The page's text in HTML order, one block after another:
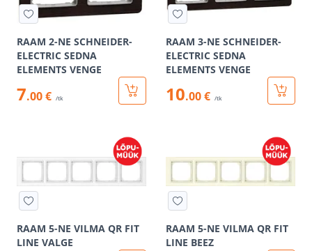
RAAM 2-NE SCHNEIDER-
ELECTRIC SEDNA
ELEMENTS VENGE
7.00 € /tk
RAAM 3-NE SCHNEIDER-
ELECTRIC SEDNA
ELEMENTS VENGE
10.00 € /tk
RAAM 5-NE VILMA QR FIT
LINE VALGE
RAAM 5-NE VILMA QR FIT
LINE BEEZ